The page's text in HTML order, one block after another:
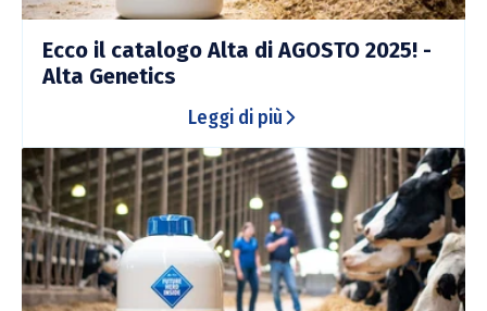
Ecco il catalogo Alta di AGOSTO 2025! -
Alta Genetics
Leggi di più